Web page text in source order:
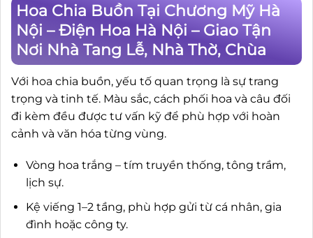
Hoa Chia Buồn Tại Chương Mỹ Hà
Nội – Điện Hoa Hà Nội – Giao Tận
Nơi Nhà Tang Lễ, Nhà Thờ, Chùa
Với hoa chia buồn, yếu tố quan trọng là sự trang
trọng và tinh tế. Màu sắc, cách phối hoa và câu đối
đi kèm đều được tư vấn kỹ để phù hợp với hoàn
cảnh và văn hóa từng vùng.
Vòng hoa trắng – tím truyền thống, tông trầm,
lịch sự.
Kệ viếng 1–2 tầng, phù hợp gửi từ cá nhân, gia
đình hoặc công ty.